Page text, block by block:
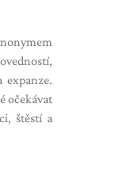
expanze.
očekávat
štěstí a